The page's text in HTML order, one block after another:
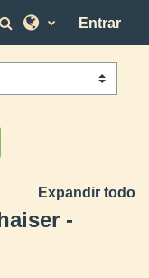
ConmutarEntrar
cursos
Expandir todo
-